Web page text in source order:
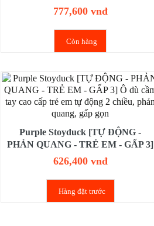
cầm tay cao cấp tự động lớn 12
xương gấp 3 chống UV tay cầm gỗ
777,600 vnđ
Còn hàng
Purple Stoyduck [TỰ ĐỘNG -
PHẢN QUANG - TRẺ EM - GẤP 3]
Ô dù cầm tay cao cấp trẻ em tự động
2 chiều, phản quang, gấp gọn
626,400 vnđ
Hàng đặt trước